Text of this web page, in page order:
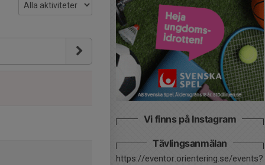
Vi finns på Instagram
Tävlingsanmälan
https://eventor.orientering.se/events?